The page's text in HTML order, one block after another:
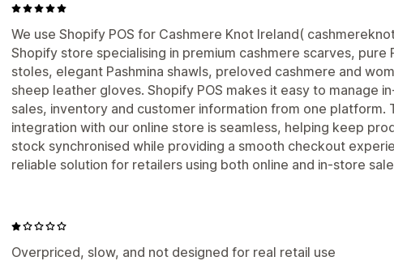
We use Shopify POS for Cashmere Knot Ireland(
Shopify store specialising in premium cashmere scarves, pure
stoles, elegant Pashmina shawls, preloved cashmere and
sheep leather gloves. Shopify POS makes it easy to manage
sales, inventory and customer information from one platform.
integration with our online store is seamless, helping keep
stock synchronised while providing a smooth checkout
reliable solution for retailers using both online and in-store
Overpriced, slow, and not designed for real retail use